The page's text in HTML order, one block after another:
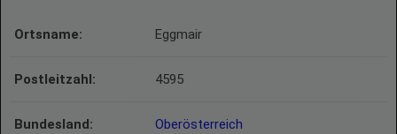
Ortsname: Eggmair
Postleitzahl: 4595
Bundesland: Oberösterreich